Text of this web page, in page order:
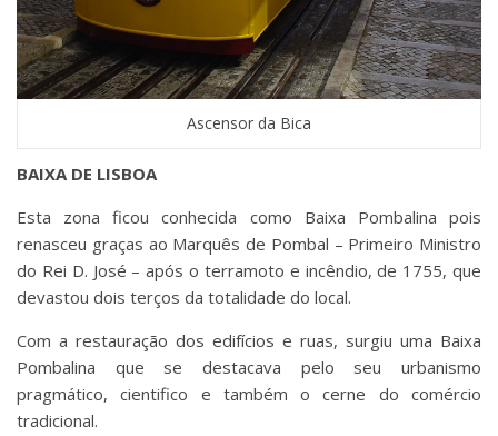
Ascensor da Bica
BAIXA DE LISBOA
Esta zona ficou conhecida como Baixa Pombalina pois
renasceu graças ao Marquês de Pombal – Primeiro Ministro
do Rei D. José – após o terramoto e incêndio, de 1755, que
devastou dois terços da totalidade do local.
Com a restauração dos edifícios e ruas, surgiu uma Baixa
Pombalina que se destacava pelo seu urbanismo
pragmático, cientifico e também o cerne do comércio
tradicional.